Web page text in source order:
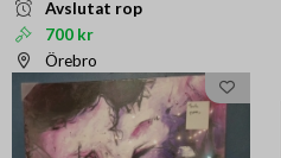
Avslutat rop
700 kr
Örebro